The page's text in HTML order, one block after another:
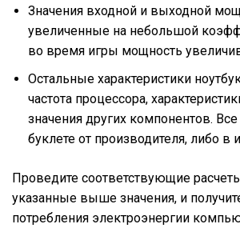
Значения входной и выходной
увеличенные на небольшой
во время игры мощность
Остальные характеристики
частота процессора,
значения других компонентов.
буклете от производителя, либо в
Проведите соответствующие
указанные выше значения, и
потребления электроэнергии